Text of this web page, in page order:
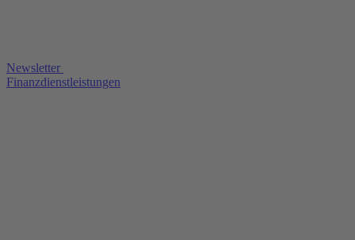
Newsletter
Finanzdienstleistungen